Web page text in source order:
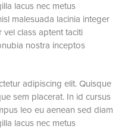
lacus nec metus
malesuada lacinia integer
class aptent taciti
nostra inceptos
adipiscing elit. Quisque
sem placerat. In id cursus
leo eu aenean sed diam
lacus nec metus